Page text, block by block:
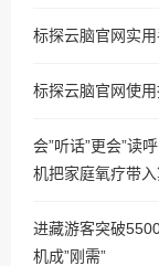
标探云脑官网实
标探云脑官网使
会”听话”更会”读
机把家庭氧疗带
进藏游客突破
机成”刚需”